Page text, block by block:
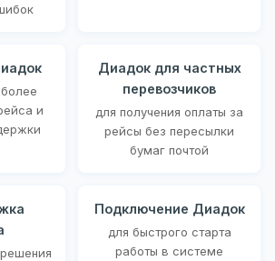
и
Диадок для частных
перевозчиков
для получения оплаты за
рейсы без пересылки
бумаг почтой
Подключение Диадок
для быстрого старта
работы в системе